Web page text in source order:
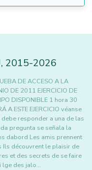
, 2015-2026
DE ACCESO A LA
DE 2011 EJERCICIO DE
DISPONIBLE 1 hora 30
A ESTE EJERCICIO véanse
responder a una de las
pregunta se señala la
dabord Les amis prennent
Ils découvrent le plaisir de
et des secrets de se faire
lge des jalo…